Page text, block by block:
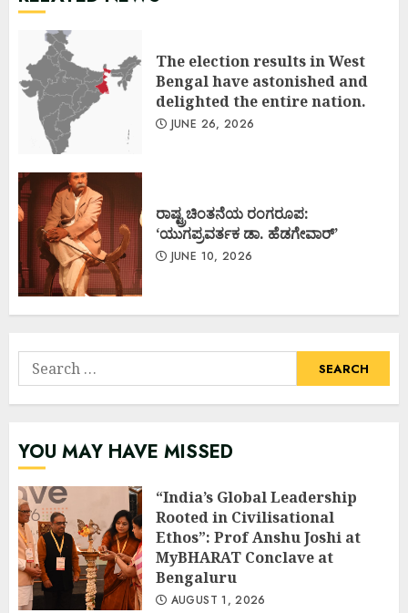
The election results in West
Bengal have astonished and
delighted the entire nation.
JUNE 26, 2026
ರಾಷ್ಟ್ರಚಿಂತನೆಯ ರಂಗರೂಪ:
‘ಯುಗಪ್ರವರ್ತಕ ಡಾ. ಹೆಡಗೇವಾರ್’
JUNE 10, 2026
Search
for:
YOU MAY HAVE MISSED
“India’s Global Leadership
Rooted in Civilisational
Ethos”: Prof Anshu Joshi at
MyBHARAT Conclave at
Bengaluru
AUGUST 1, 2026